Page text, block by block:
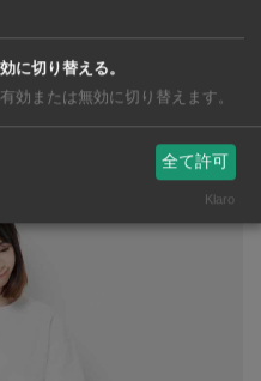
故障事例と対処
例と対処方法
に切り替える。
効または無効に切り替えます。
全て許可
Klaro